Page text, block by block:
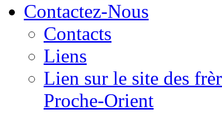
Contactez-Nous
Contacts
Liens
Lien sur le site des
Proche-Orient